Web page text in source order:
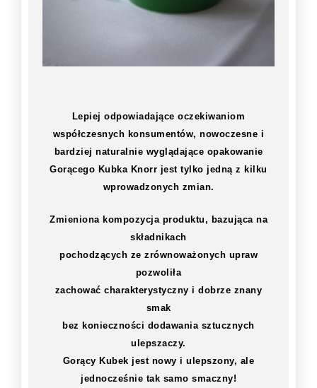
Lepiej odpowiadające oczekiwaniom
współczesnych konsumentów, nowoczesne i
bardziej naturalnie wyglądające opakowanie
Gorącego Kubka Knorr jest tylko jedną z kilku
wprowadzonych zmian.
Zmieniona kompozycja produktu, bazująca na
składnikach
pochodzących ze zrównoważonych upraw
pozwoliła
zachować charakterystyczny i dobrze znany
smak
bez konieczności dodawania sztucznych
ulepszaczy.
Gorący Kubek jest nowy i ulepszony, ale
jednocześnie tak samo smaczny!